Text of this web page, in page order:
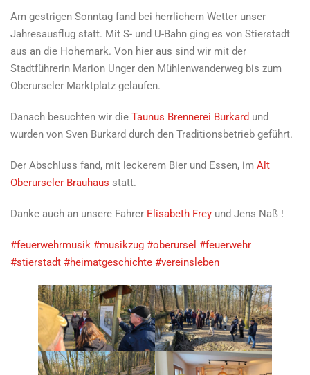
Am gestrigen Sonntag fand bei herrlichem Wetter unser
Jahresausflug statt. Mit S- und U-Bahn ging es von Stierstadt
aus an die Hohemark. Von hier aus sind wir mit der
Stadtführerin Marion Unger den Mühlenwanderweg bis zum
Oberurseler Marktplatz gelaufen.
Danach besuchten wir die Taunus Brennerei Burkard und
wurden von Sven Burkard durch den Traditionsbetrieb geführt.
Der Abschluss fand, mit leckerem Bier und Essen, im Alt
Oberurseler Brauhaus statt.
Danke auch an unsere Fahrer Elisabeth Frey und Jens Naß !
#feuerwehrmusik #musikzug #oberursel #feuerwehr
#stierstadt #heimatgeschichte #vereinsleben